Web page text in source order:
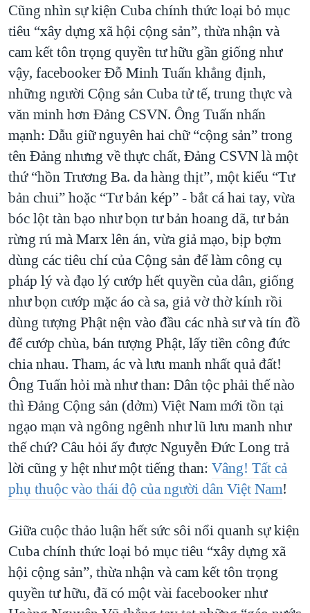
Cũng nhìn sự kiện Cuba chính thức loại bỏ mục
tiêu “xây dựng xã hội cộng sản”, thừa nhận và
cam kết tôn trọng quyền tư hữu gần giống như
vậy, facebooker Đỗ Minh Tuấn khẳng định,
những người Cộng sản Cuba tử tế, trung thực và
văn minh hơn Đảng CSVN. Ông Tuấn nhấn
mạnh: Dẫu giữ nguyên hai chữ “cộng sản” trong
tên Đảng nhưng về thực chất, Đảng CSVN là một
thứ “hồn Trương Ba. da hàng thịt”, một kiểu “Tư
bản chui” hoặc “Tư bản kép” - bắt cá hai tay, vừa
bóc lột tàn bạo như bọn tư bản hoang dã, tư bản
rừng rú mà Marx lên án, vừa giả mạo, bịp bợm
dùng các tiêu chí của Cộng sản để làm công cụ
pháp lý và đạo lý cướp hết quyền của dân, giống
như bọn cướp mặc áo cà sa, giả vờ thờ kính rồi
dùng tượng Phật nện vào đầu các nhà sư và tín đồ
để cướp chùa, bán tượng Phật, lấy tiền công đức
chia nhau. Tham, ác và lưu manh nhất quả đất!
Ông Tuấn hỏi mà như than: Dân tộc phải thế nào
thì Đảng Cộng sản (dởm) Việt Nam mới tồn tại
ngạo mạn và ngông ngênh như lũ lưu manh như
thế chứ? Câu hỏi ấy được Nguyễn Đức Long trả
lời cũng y hệt như một tiếng than: Vâng! Tất cả
phụ thuộc vào thái độ của người dân Việt Nam!
Giữa cuộc thảo luận hết sức sôi nổi quanh sự kiện
Cuba chính thức loại bỏ mục tiêu “xây dựng xã
hội cộng sản”, thừa nhận và cam kết tôn trọng
quyền tư hữu, đã có một vài facebooker như